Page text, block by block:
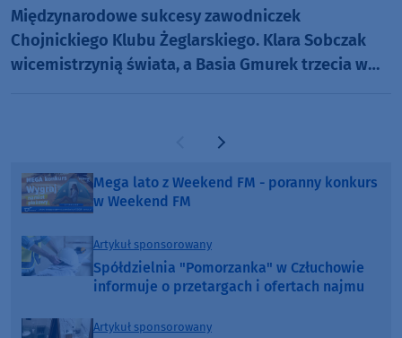
Międzynarodowe sukcesy zawodniczek
Chojnickiego Klubu Żeglarskiego. Klara Sobczak
wicemistrzynią świata, a Basia Gmurek trzecia w
Poprzednia strona
Następna strona
Mega lato z Weekend FM - poranny konkurs
w Weekend FM
Artykuł sponsorowany
Spółdzielnia "Pomorzanka" w Człuchowie
informuje o przetargach i ofertach najmu
Artykuł sponsorowany